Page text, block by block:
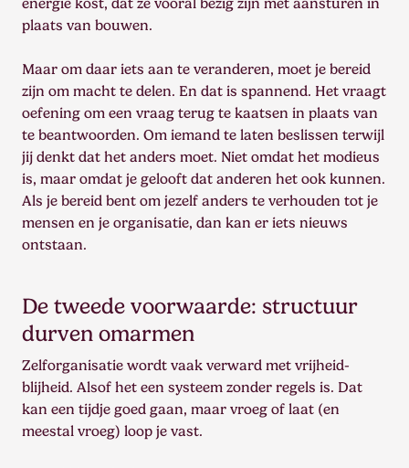
plaats van bouwen.
Maar om daar iets aan te veranderen, moet je bereid
zijn om macht te delen. En dat is spannend. Het vraagt
oefening om een vraag terug te kaatsen in plaats van
te beantwoorden. Om iemand te laten beslissen terwijl
jij denkt dat het anders moet. Niet omdat het modieus
is, maar omdat je gelooft dat anderen het ook kunnen.
Als je bereid bent om jezelf anders te verhouden tot je
mensen en je organisatie, dan kan er iets nieuws
ontstaan.
De tweede voorwaarde: structuur
durven omarmen
Zelforganisatie wordt vaak verward met vrijheid-
blijheid. Alsof het een systeem zonder regels is. Dat
kan een tijdje goed gaan, maar vroeg of laat (en
meestal vroeg) loop je vast.